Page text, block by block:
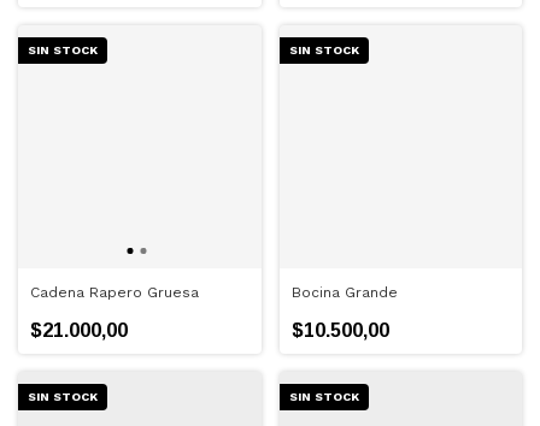
SIN STOCK
Cadena Rapero Gruesa
$21.000,00
SIN STOCK
Bocina Grande
$10.500,00
SIN STOCK SIN STOCK